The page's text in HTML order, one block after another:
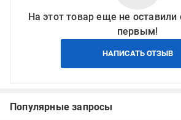
На этот товар еще не оставили
первым!
НАПИСАТЬ ОТЗЫВ
Популярные запросы